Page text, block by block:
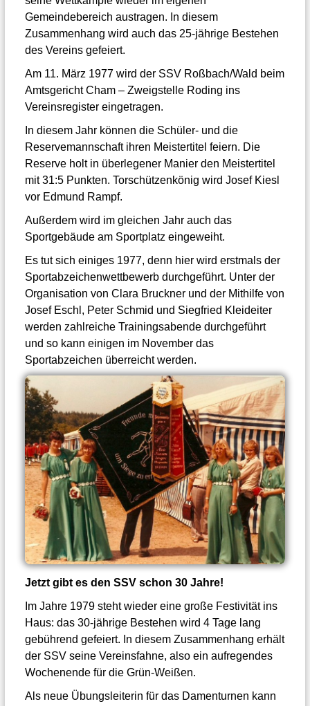
Gemeindebereich austragen. In diesem
Zusammenhang wird auch das 25-jährige Bestehen
des Vereins gefeiert.
Am 11. März 1977 wird der SSV Roßbach/Wald beim
Amtsgericht Cham – Zweigstelle Roding ins
Vereinsregister eingetragen.
In diesem Jahr können die Schüler- und die
Reservemannschaft ihren Meistertitel feiern. Die
Reserve holt in überlegener Manier den Meistertitel
mit 31:5 Punkten. Torschützenkönig wird Josef Kiesl
vor Edmund Rampf.
Außerdem wird im gleichen Jahr auch das
Sportgebäude am Sportplatz eingeweiht.
Es tut sich einiges 1977, denn hier wird erstmals der
Sportabzeichenwettbewerb durchgeführt. Unter der
Organisation von Clara Bruckner und der Mithilfe von
Josef Eschl, Peter Schmid und Siegfried Kleideiter
werden zahlreiche Trainingsabende durchgeführt
und so kann einigen im November das
Sportabzeichen überreicht werden.
Jetzt gibt es den SSV schon 30 Jahre!
Im Jahre 1979 steht wieder eine große Festivität ins
Haus: das 30-jährige Bestehen wird 4 Tage lang
gebührend gefeiert. In diesem Zusammenhang erhält
der SSV seine Vereinsfahne, also ein aufregendes
Wochenende für die Grün-Weißen.
Als neue Übungsleiterin für das Damenturnen kann